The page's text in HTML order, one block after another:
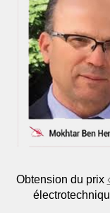
Obtension du prix